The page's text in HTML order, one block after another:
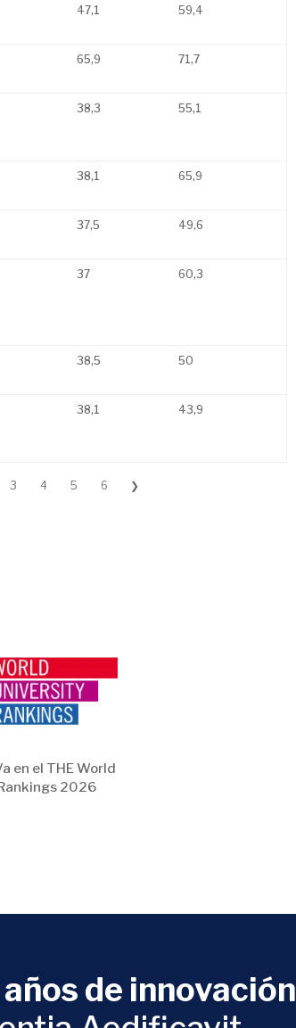
47,1 59,4
65,9 71,7
38,3 55,1
38,1 65,9
37,5 49,6
37 60,3
38,5 50
38,1 43,9
3 4 5 6 ❯
en el THE World
2026
de innovación